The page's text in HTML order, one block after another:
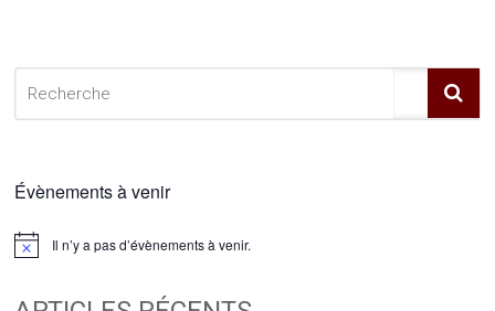
Évènements à venir
Notice Il n’y a pas d’évènements à venir.